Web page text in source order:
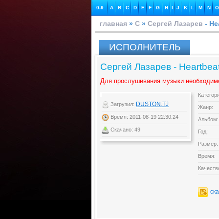
0-9 A B C D E F G H I J K L M N O
главная » С » Сергей Лазарев -
ИСПОЛНИТЕЛЬ
Сергей Лазарев -
Для прослушивания музыки
Загрузил: DUSTON.TJ
Время: 2011-08-19 22:30:24
Скачано: 49
Жанр:
Альбом:
Год:
Размер:
Время: